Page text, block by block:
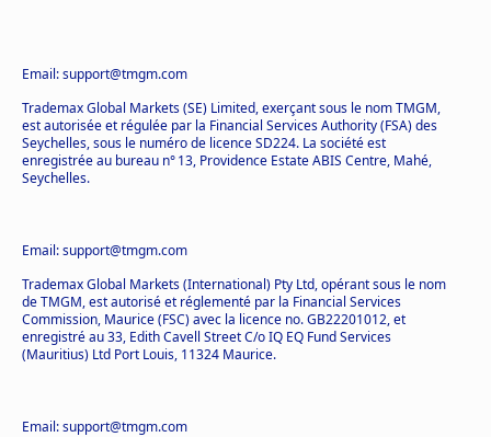
Email: support@tmgm.com
Trademax Global Markets (SE) Limited, exerçant sous le nom TMGM,
est autorisée et régulée par la Financial Services Authority (FSA) des
Seychelles, sous le numéro de licence SD224. La société est
enregistrée au bureau n° 13, Providence Estate ABIS Centre, Mahé,
Seychelles.
Email: support@tmgm.com
Trademax Global Markets (International) Pty Ltd, opérant sous le nom
de TMGM, est autorisé et réglementé par la Financial Services
Commission, Maurice (FSC) avec la licence no. GB22201012, et
enregistré au 33, Edith Cavell Street C/o IQ EQ Fund Services
(Mauritius) Ltd Port Louis, 11324 Maurice.
Email: support@tmgm.com